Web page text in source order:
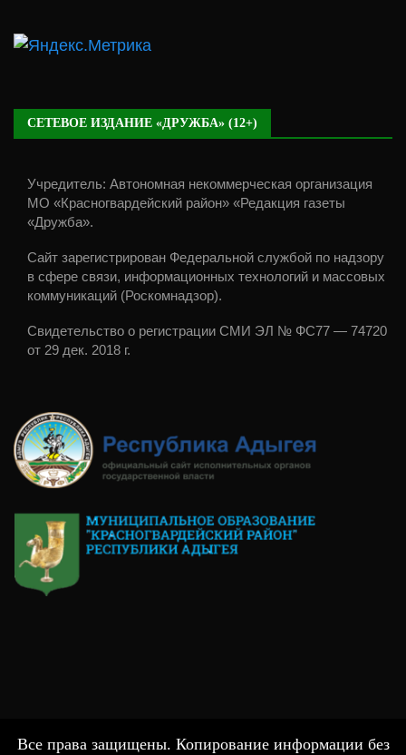
СЕТЕВОЕ ИЗДАНИЕ «ДРУЖБА» (12+)
Учредитель: Автономная некоммерческая организация
МО «Красногвардейский район» «Редакция газеты
«Дружба».
Сайт зарегистрирован Федеральной службой по надзору
в сфере связи, информационных технологий и массовых
коммуникаций (Роскомнадзор).
Свидетельство о регистрации СМИ ЭЛ № ФС77 — 74720
от 29 дек. 2018 г.
Все права защищены. Копирование информации без